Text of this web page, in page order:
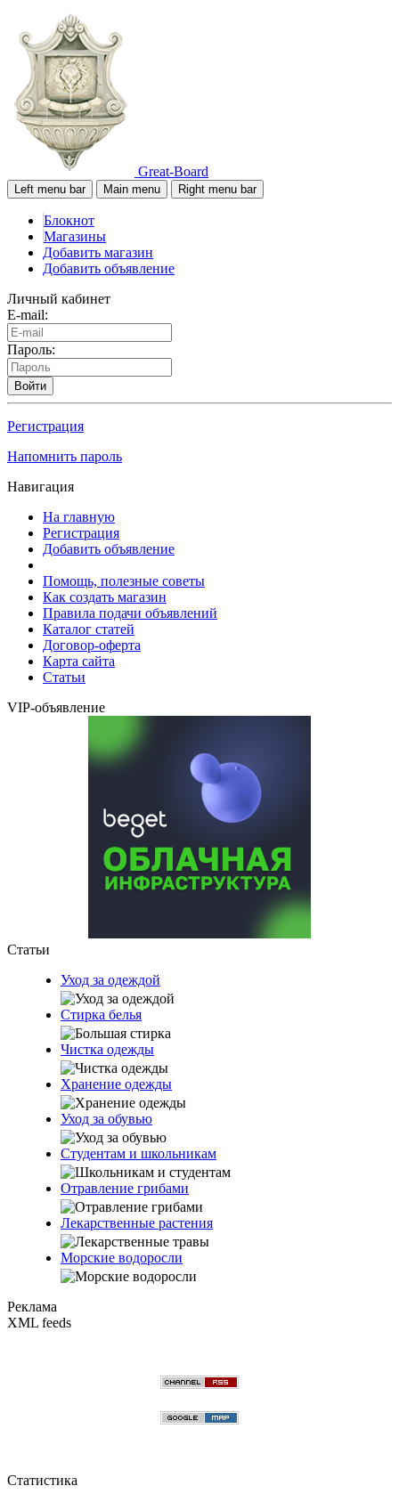
Great-Board
Left menu bar Main menu Right menu bar
Блокнот
Магазины
Добавить магазин
Добавить объявление
Личный кабинет
E-mail:
Пароль:
Войти
Регистрация
Напомнить пароль
Навигация
На главную
Регистрация
Добавить объявление
Помощь, полезные советы
Как создать магазин
Правила подачи объявлений
Каталог статей
Договор-оферта
Карта сайта
Статьи
VIP-объявление
Статьи
Уход за одеждой
Стирка белья
Чистка одежды
Хранение одежды
Уход за обувью
Студентам и школьникам
Отравление грибами
Лекарственные растения
Морские водоросли
Реклама
XML feeds
Статистика